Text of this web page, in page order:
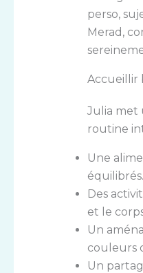
perso,
Merad,
Accueillir
Julia met
routine
Une
équilibrés.
Des
et le
Un
couleurs
Un